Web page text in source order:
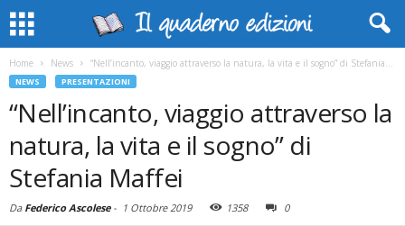
Home News “Nell’incanto, viaggio attraverso la natura, la vita e il sogno” di Stefania...
NEWS PRESENTAZIONI
“Nell’incanto, viaggio attraverso la
natura, la vita e il sogno” di
Stefania Maffei
Da Federico Ascolese- 1 Ottobre 2019 1358 0